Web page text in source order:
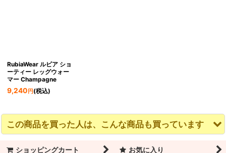
RubiaWear ルビア ショ
ーティー レッグウォー
マー Champagne
9,240 円 (税込)
この商品を買った人は、こんな商品も買っています
ショッピングカート お気に入り